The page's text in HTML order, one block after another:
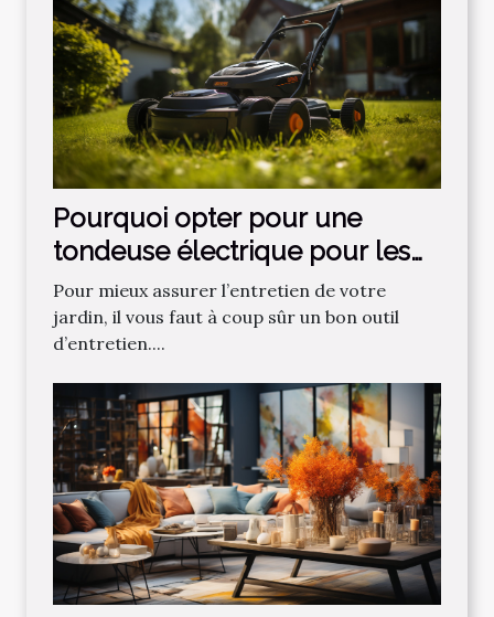
Pourquoi opter pour une
tondeuse électrique pour les
gazons ?
Pour mieux assurer l’entretien de votre
jardin, il vous faut à coup sûr un bon outil
d’entretien....